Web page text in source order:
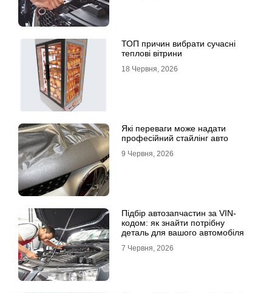
ТОП причин вибрати сучасні
теплові вітрини
18 Червня, 2026
Які переваги може надати
професійний стайлінг авто
9 Червня, 2026
Підбір автозапчастин за VIN-
кодом: як знайти потрібну
деталь для вашого автомобіля
7 Червня, 2026